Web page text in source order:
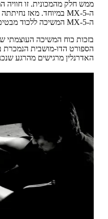
ממש חלק מהמכונית. זו חוויה
הספורט הדו-מושבית הנמכרת
האדרנלין מרגישים מהרגע